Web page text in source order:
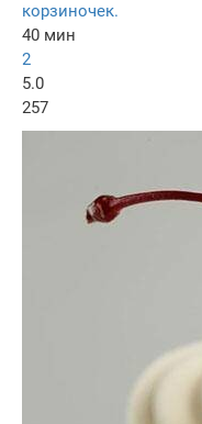
корзиночек.
40 мин
2
5.0
257